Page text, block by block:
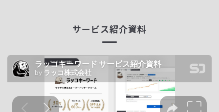
サービス紹介資料